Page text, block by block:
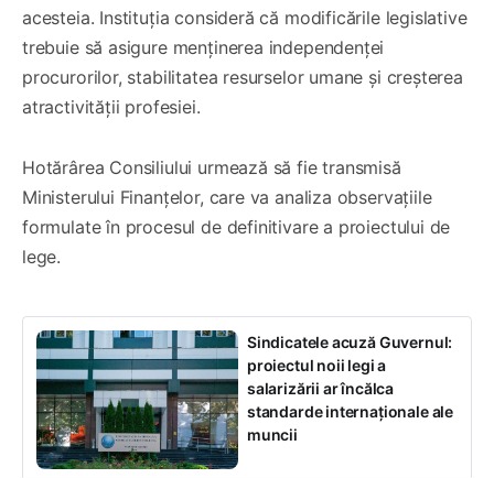
acesteia. Instituția consideră că modificările legislative
trebuie să asigure menținerea independenței
procurorilor, stabilitatea resurselor umane și creșterea
atractivității profesiei.
Hotărârea Consiliului urmează să fie transmisă
Ministerului Finanțelor, care va analiza observațiile
formulate în procesul de definitivare a proiectului de
lege.
Sindicatele acuză Guvernul:
proiectul noii legi a
salarizării ar încălca
standarde internaționale ale
muncii